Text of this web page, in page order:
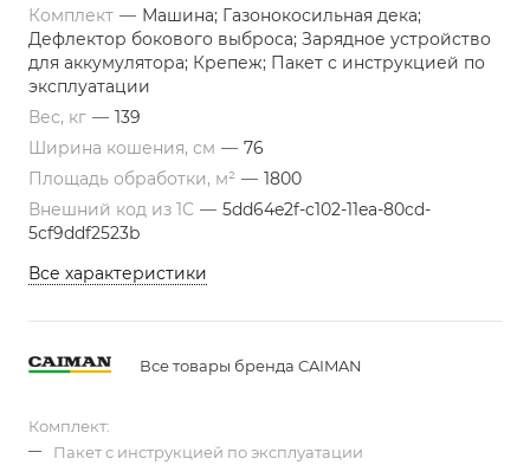
Комплект — Машина; Газонокосильная дека;
Дефлектор бокового выброса; Зарядное устройство
для аккумулятора; Крепеж; Пакет с инструкцией по
эксплуатации
Вес, кг — 139
Ширина кошения, см — 76
Площадь обработки, м² — 1800
Внешний код из 1С — 5dd64e2f-c102-11ea-80cd-
5cf9ddf2523b
Все характеристики
Все товары бренда CAIMAN
Комплект:
Пакет с инструкцией по эксплуатации